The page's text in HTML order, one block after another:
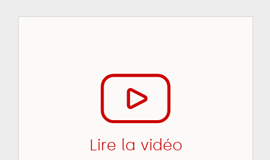
Lire la vidéo